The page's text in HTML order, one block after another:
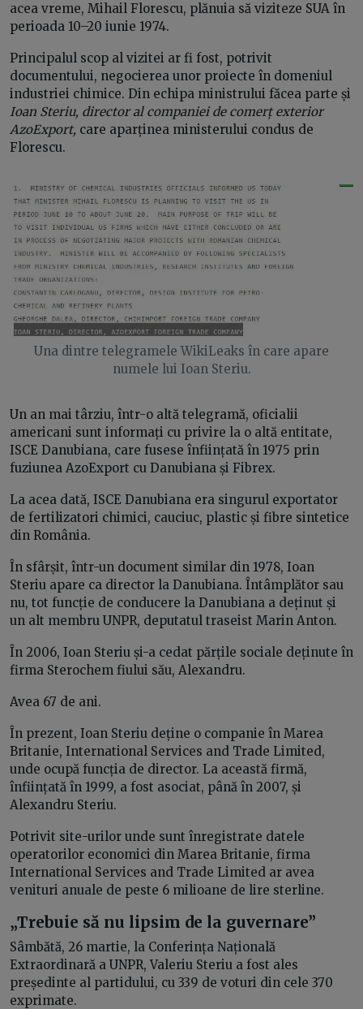
acea vreme, Mihail Florescu, plănuia să viziteze SUA în
perioada 10–20 iunie 1974.
Principalul scop al vizitei ar fi fost, potrivit
documentului, negocierea unor proiecte în domeniul
industriei chimice. Din echipa ministrului făcea parte și
Ioan Steriu, director al companiei de comerț exterior
AzoExport, care aparținea ministerului condus de
Florescu.
Una dintre telegramele WikiLeaks în care apare
numele lui Ioan Steriu.
Un an mai târziu, într-o altă telegramă, oficialii
americani sunt informați cu privire la o altă entitate,
ISCE Danubiana, care fusese înființată în 1975 prin
fuziunea AzoExport cu Danubiana și Fibrex.
La acea dată, ISCE Danubiana era singurul exportator
de fertilizatori chimici, cauciuc, plastic și fibre sintetice
din România.
În sfârșit, într-un document similar din 1978, Ioan
Steriu apare ca director la Danubiana. Întâmplător sau
nu, tot funcție de conducere la Danubiana a deținut și
un alt membru UNPR, deputatul traseist Marin Anton.
În 2006, Ioan Steriu și-a cedat părțile sociale deținute în
firma Sterochem fiului său, Alexandru.
Avea 67 de ani.
În prezent, Ioan Steriu deține o companie în Marea
Britanie, International Services and Trade Limited,
unde ocupă funcția de director. La această firmă,
înființată în 1999, a fost asociat, până în 2007, și
Alexandru Steriu.
Potrivit site-urilor unde sunt înregistrate datele
operatorilor economici din Marea Britanie, firma
International Services and Trade Limited ar avea
venituri anuale de peste 6 milioane de lire sterline.
„Trebuie să nu lipsim de la guvernare”
Sâmbătă, 26 martie, la Conferința Națională
Extraordinară a UNPR, Valeriu Steriu a fost ales
președinte al partidului, cu 339 de voturi din cele 370
exprimate.